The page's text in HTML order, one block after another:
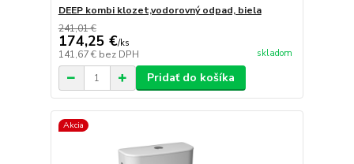
DEEP kombi klozet,vodorovný odpad, biela
241,01 €
174,25 €/ks
141,67 € bez DPH skladom
Pridať do košíka
Akcia